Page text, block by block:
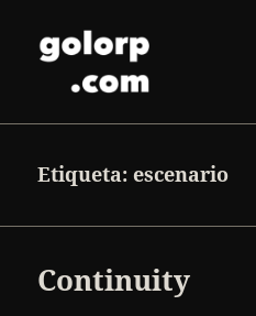
Etiqueta:escenario
Continuity